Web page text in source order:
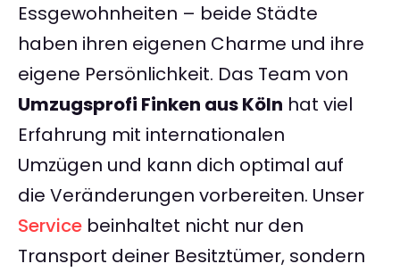
Essgewohnheiten – beide Städte
haben ihren eigenen Charme und ihre
eigene Persönlichkeit. Das Team von
Umzugsprofi Finken aus Köln hat viel
Erfahrung mit internationalen
Umzügen und kann dich optimal auf
die Veränderungen vorbereiten. Unser
Service beinhaltet nicht nur den
Transport deiner Besitztümer, sondern